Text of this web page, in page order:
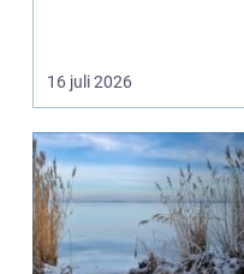
16 juli 2026